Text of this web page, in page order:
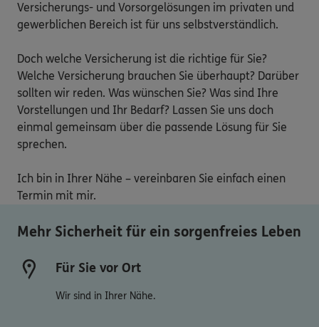
Versicherungs- und Vorsorgelösungen im privaten und
gewerblichen Bereich ist für uns selbstverständlich.
Doch welche Versicherung ist die richtige für Sie?
Welche Versicherung brauchen Sie überhaupt? Darüber
sollten wir reden. Was wünschen Sie? Was sind Ihre
Vorstellungen und Ihr Bedarf? Lassen Sie uns doch
einmal gemeinsam über die passende Lösung für Sie
sprechen.
Ich bin in Ihrer Nähe – vereinbaren Sie einfach einen
Termin mit mir.
Mehr Sicherheit für ein sorgenfreies Leben
Für Sie vor Ort
Wir sind in Ihrer Nähe.